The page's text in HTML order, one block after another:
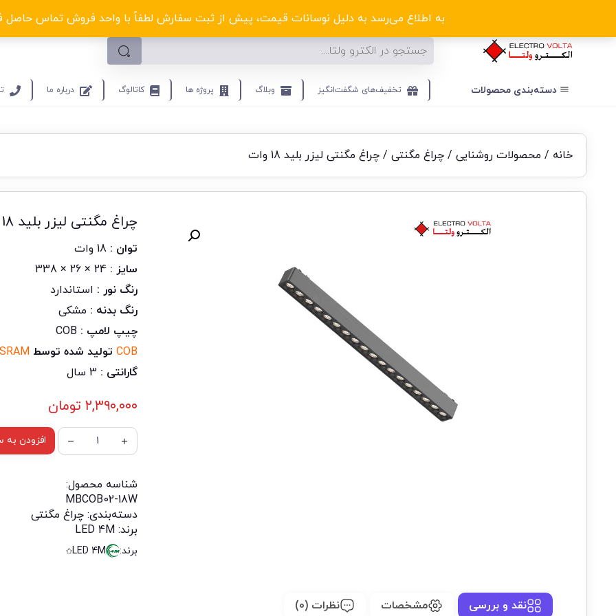
به اطلاع می‌رسد به دلیل نوسانات قیمت، پیش از ثبت سفارش لطفاً با واحد فروش تماس حاصل
الکترو ولتا با تخفیف‌های شگفت‌انگیز! کلیک کنید
دسته‌بندی‌ محصولات تخفیف‌های شگفت‌انگیز وبلاگ پروژه ها کاتالوگ درباره ما
خانه / محصولات روشنایی / چراغ مگنتی / چراغ مگنتی لیزر بلید 18 وات
چراغ مگنتی لیزر بلید 18 وات
توان :
سایز :
رنگ نور : استاندارد
رنگ بدنه : مشکی
چیپ لامپ :
COBتولید شده توسط
گارانتی :
۲,۳۹۰,۰۰۰ تومان
افزودن به
شناسه محصول:
MBCOB02-18W
دسته‌بندی: چراغ مگنتی
برند: LED 4M
برند: LED 4M
نقد و بررسی مشخصات نظرات (0)